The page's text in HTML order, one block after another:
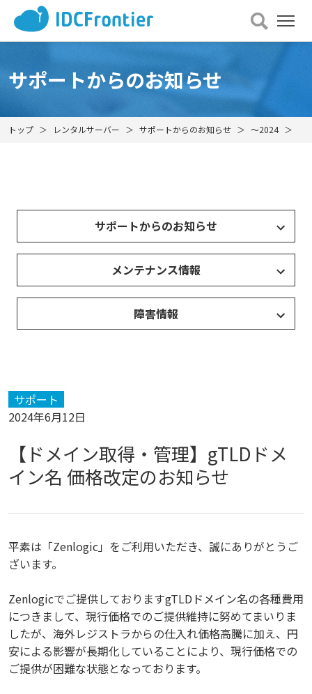
メ
ニュー
を
サポートからのお知らせ
トップ レンタルサーバー サポートからのお知らせ ～2024
サポートからのお知らせ
メンテナンス情報
障害情報
サポート
2024年6月12日
【ドメイン取得・管理】gTLDドメ
イン名 価格改定のお知らせ
平素は「Zenlogic」をご利用いただき、誠にありがとうご
ざいます。
Zenlogicでご提供しておりますgTLDドメイン名の各種費用
につきまして、現行価格でのご提供維持に努めてまいりま
したが、海外レジストラからの仕入れ価格高騰に加え、円
安による影響が長期化していることにより、現行価格での
ご提供が困難な状態となっております。